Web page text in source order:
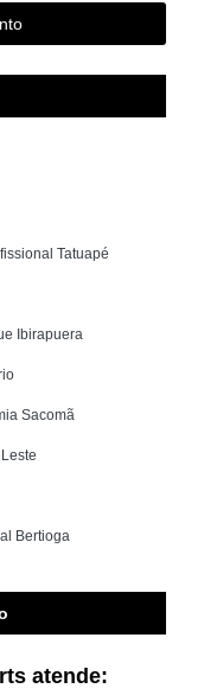
Tatuapé
Ibirapuera
Sacomã
Bertioga
atende: